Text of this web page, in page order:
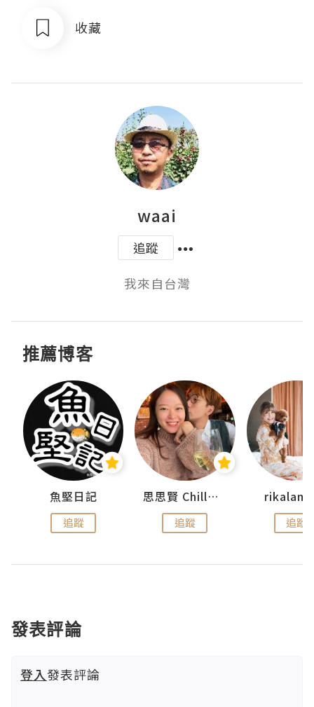
收藏
waai
追蹤
我來自台灣
推薦博客
魚堅日記
追蹤
思思賢 ChillMyBabe
追蹤 追蹤
發表評論
登入發表評論